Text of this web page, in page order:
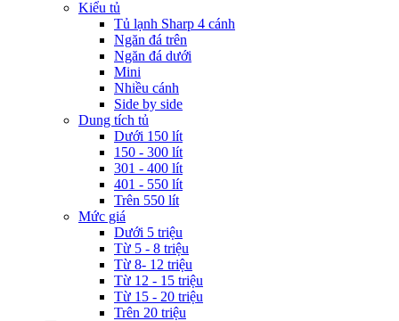
Kiểu tủ
Tủ lạnh Sharp 4 cánh
Ngăn đá trên
Ngăn đá dưới
Mini
Nhiều cánh
Side by side
Dung tích tủ
Dưới 150 lít
150 - 300 lít
301 - 400 lít
401 - 550 lít
Trên 550 lít
Mức giá
Dưới 5 triệu
Từ 5 - 8 triệu
Từ 8- 12 triệu
Từ 12 - 15 triệu
Từ 15 - 20 triệu
Trên 20 triệu